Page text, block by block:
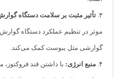
خود و با مشورت متخصصان تغذیه عمل
۳. تأثیر مثبت بر سلامت دستگاه
موثر در تنظیم عملکرد دستگاه
گوارشی مثل یبوست کمک می‌کند.
۴. منبع انرژی: با داشتن قند